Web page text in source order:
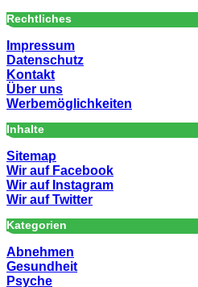
Rechtliches
Impressum
Datenschutz
Kontakt
Über uns
Werbemöglichkeiten
Inhalte
Sitemap
Wir auf Facebook
Wir auf Instagram
Wir auf Twitter
Kategorien
Abnehmen
Gesundheit
Psyche